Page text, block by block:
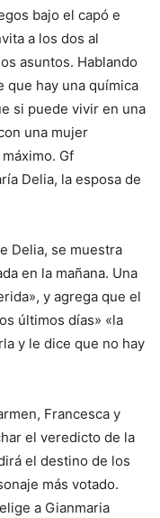
bajo el capó e
a los dos al
asuntos. Hablando
que hay una química
si puede vivir en una
una mujer
Gf
Delia, la esposa de
Delia, se muestra
en la mañana. Una
y agrega que el
últimos días» «la
y le dice que no hay
Francesca y
el veredicto de la
el destino de los
más votado.
a Gianmaria